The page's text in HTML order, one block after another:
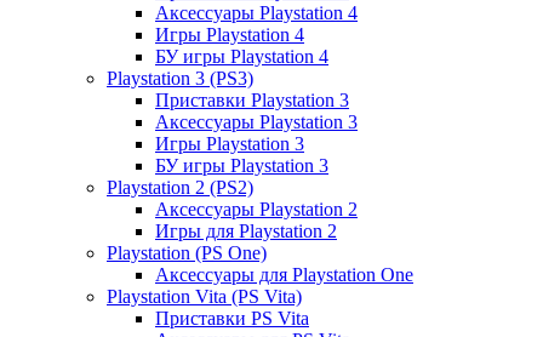
Аксессуары Playstation 4
Игры Playstation 4
БУ игры Playstation 4
Playstation 3 (PS3)
Приставки Playstation 3
Аксессуары Playstation 3
Игры Playstation 3
БУ игры Playstation 3
Playstation 2 (PS2)
Аксессуары Playstation 2
Игры для Playstation 2
Playstation (PS One)
Аксессуары для Playstation One
Playstation Vita (PS Vita)
Приставки PS Vita